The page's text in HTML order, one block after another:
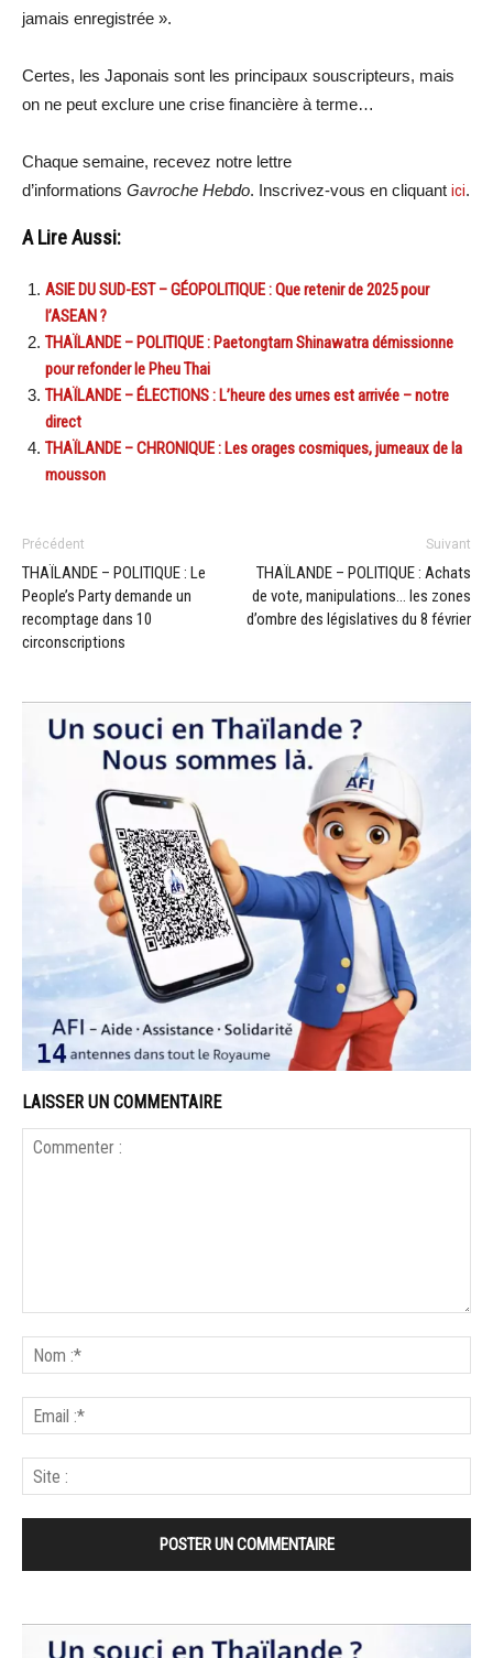
jamais enregistrée ».
Certes, les Japonais sont les principaux souscripteurs, mais
on ne peut exclure une crise financière à terme…
Chaque semaine, recevez notre lettre
d’informations Gavroche Hebdo. Inscrivez-vous en cliquant ici.
A Lire Aussi:
ASIE DU SUD-EST – GÉOPOLITIQUE : Que retenir de 2025 pour
l’ASEAN ?
THAÏLANDE – POLITIQUE : Paetongtarn Shinawatra démissionne
pour refonder le Pheu Thai
THAÏLANDE – ÉLECTIONS : L’heure des urnes est arrivée – notre
direct
THAÏLANDE – CHRONIQUE : Les orages cosmiques, jumeaux de la
mousson
Précédent
THAÏLANDE – POLITIQUE : Le
People’s Party demande un
recomptage dans 10
circonscriptions
Suivant
THAÏLANDE – POLITIQUE : Achats
de vote, manipulations… les zones
d’ombre des législatives du 8 février
LAISSER UN COMMENTAIRE